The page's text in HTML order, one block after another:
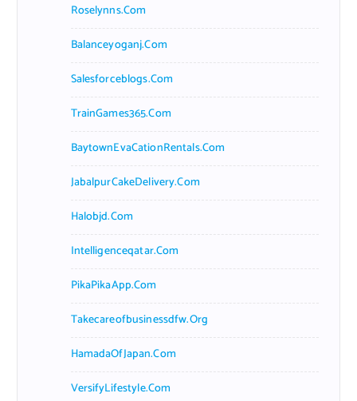
Roselynns.com
Balanceyoganj.com
Salesforceblogs.com
TrainGames365.com
BaytownEvaCationRentals.com
JabalpurCakeDelivery.com
Halobjd.com
Intelligenceqatar.com
PikaPikaApp.com
Takecareofbusinessdfw.org
HamadaOfJapan.com
VersifyLifestyle.com